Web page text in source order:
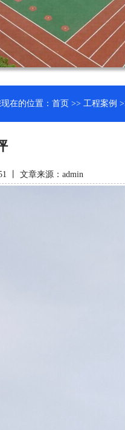
在的位置： 首页 >> 工程案例
丨 文章来源：admin